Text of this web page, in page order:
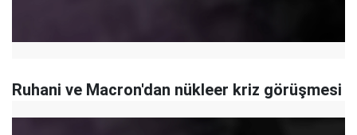
Ruhani ve Macron'dan nükleer kriz görüşmesi